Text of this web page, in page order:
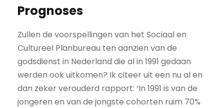
Prognoses
Zullen de voorspellingen van het Sociaal en
Cultureel Planbureau ten aanzien van de
godsdienst in Nederland die al in 1991 gedaan
werden ook uitkomen? Ik citeer uit een nu al en
dan zeker verouderd rapport: ‘In 1991 is van de
jongeren en van de jongste cohorten ruim 70%